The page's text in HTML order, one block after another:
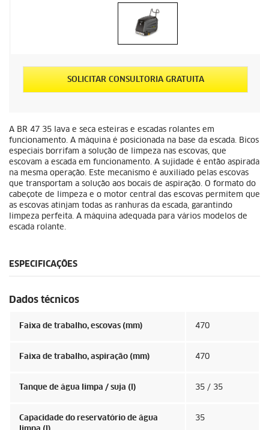
SOLICITAR CONSULTORIA GRATUITA
A BR 47 35 lava e seca esteiras e escadas rolantes em
funcionamento. A máquina é posicionada na base da escada. Bicos
especiais borrifam a solução de limpeza nas escovas, que
escovam a escada em funcionamento. A sujidade é então aspirada
na mesma operação. Este mecanismo é auxiliado pelas escovas
que transportam a solução aos bocais de aspiração. O formato do
cabeçote de limpeza e o motor central das escovas permitem que
as escovas atinjam todas as ranhuras da escada, garantindo
limpeza perfeita. A máquina adequada para vários modelos de
escada rolante.
ESPECIFICAÇÕES
Dados técnicos
Faixa de trabalho, escovas (mm) 470
Faixa de trabalho, aspiração (mm) 470
Tanque de água limpa / suja (l) 35 / 35
Capacidade do reservatório de água
35